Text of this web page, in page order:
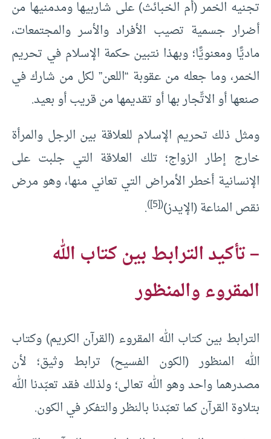
تجنيه الخمر (أم الخبائث) على شاربيها ومدمنيها من
أضرار جسمية تصيب الأفراد والأسر والمجتمعات،
ماديًّا ومعنويًّا؛ وبهذا نتبين حكمة الإسلام في تحريم
الخمر، وما جعله من عقوبة “اللعن” لكل من شارك في
صنعها أو الاتِّجار بها أو تقديمها من قريب أو بعيد.
ومثل ذلك تحريم الإسلام للعلاقة بين الرجل والمرأة
خارج إطار الزواج؛ تلك العلاقة التي جلبت على
الإنسانية أخطر الأمراض التي تعاني منها، وهو مرض
نقص المناعة (الإيدز)(
[5]
)
.
– تأكيد الترابط بين كتاب الله
المقروء والمنظور
الترابط بين كتاب الله المقروء (القرآن الكريم) وكتاب
الله المنظور (الكون الفسيح) ترابط وثيق؛ لأن
مصدرهما واحد وهو الله تعالى؛ ولذلك فقد تعبّدنا الله
بتلاوة القرآن كما تعبّدنا بالنظر والتفكر في الكون.